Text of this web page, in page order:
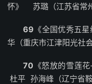
怀》 苏璐（江苏省常
69 《全国优秀五
华（重庆市江津阳光社
70 《怒放的雪莲
杜平 孙海峰（辽宁省鞍